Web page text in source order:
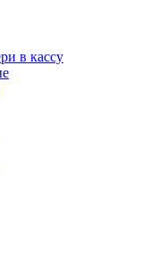
в кассу